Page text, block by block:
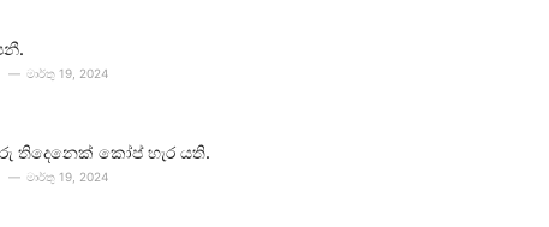
මාර්තු 19, 2024
තිදෙනෙක් කෝප් හැර යති.
මාර්තු 19, 2024